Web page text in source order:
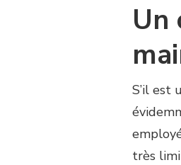
ENREGISTREUSE
Un
S’il est
très